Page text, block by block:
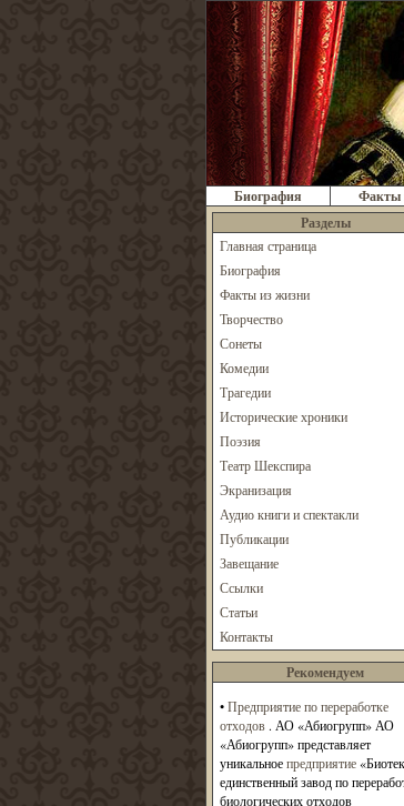
Биография Факты
Разделы
Главная страница
Биография
Факты из жизни
Творчество
Сонеты
Комедии
Трагедии
Исторические хроники
Поэзия
Театр Шекспира
Экранизация
Аудио книги и спектакли
Публикации
Завещание
Ссылки
Статьи
Контакты
Рекомендуем
•Предприятие по переработке
отходов. АО «Абиогрупп» АО
«Абиогрупп» представляет
уникальноепредприятие
единственный завод по
биологических отходов